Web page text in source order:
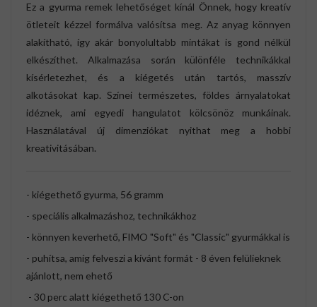
Ez a gyurma remek lehetőséget kínál Önnek, hogy kreatív
ötleteit kézzel formálva valósítsa meg. Az anyag könnyen
alakítható, így akár bonyolultabb mintákat is gond nélkül
elkészíthet. Alkalmazása során különféle technikákkal
kísérletezhet, és a kiégetés után tartós, masszív
alkotásokat kap. Színei természetes, földes árnyalatokat
idéznek, ami egyedi hangulatot kölcsönöz munkáinak.
Használatával új dimenziókat nyithat meg a hobbi
kreativitásában.
- kiégethető gyurma, 56 gramm
- speciális alkalmazáshoz, technikákhoz
- könnyen keverhető, FIMO "Soft" és "Classic" gyurmákkal is
- puhítsa, amíg felveszi a kívánt formát - 8 éven felülieknek
ajánlott, nem ehető
- 30 perc alatt kiégethető 130 C-on